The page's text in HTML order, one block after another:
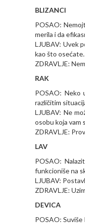
BLIZANCI
POSAO:
merila i da
LJUBAV: Uvek
kao što osećate.
ZDRAVLJE:
RAK
POSAO: Neko
različitim
LJUBAV: Ne
osobu koja vam
ZDRAVLJE:
LAV
POSAO:
funkcioniše na
LJUBAV:
ZDRAVLJE:
DEVICA
POSAO: